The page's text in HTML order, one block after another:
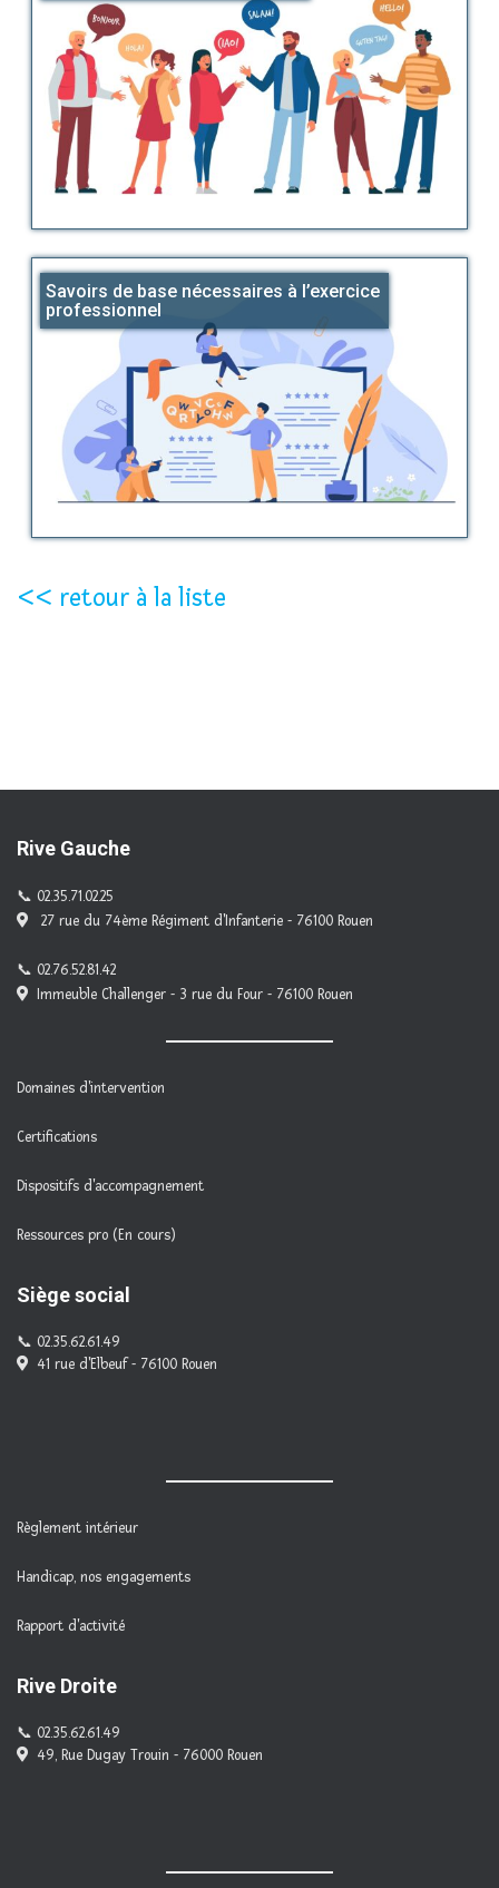
Savoirs de base nécessaires à l’exercice
professionnel
<< retour à la liste
Rive Gauche
02.35.71.02.25
27 rue du 74ème Régiment d'Infanterie - 76100 Rouen
02.76.52.81.42
Immeuble Challenger - 3 rue du Four - 76100 Rouen
Domaines d'intervention
Certifications
Dispositifs d'accompagnement
Ressources pro (En cours)
Siège social
02.35.62.61.49
41 rue d'Elbeuf - 76100 Rouen
Règlement intérieur
Handicap, nos engagements
Rapport d'activité
Rive Droite
02.35.62.61.49
49, Rue Dugay Trouin - 76000 Rouen